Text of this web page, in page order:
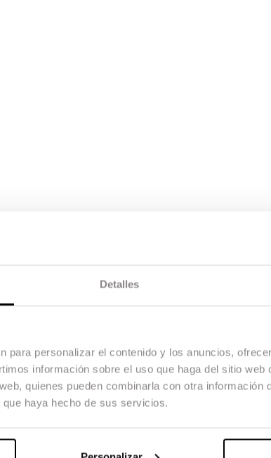
Detalles
para personalizar el contenido y los anuncios,
información sobre el uso que haga del sitio web
quienes pueden combinarla con otra información
haya hecho de sus servicios.